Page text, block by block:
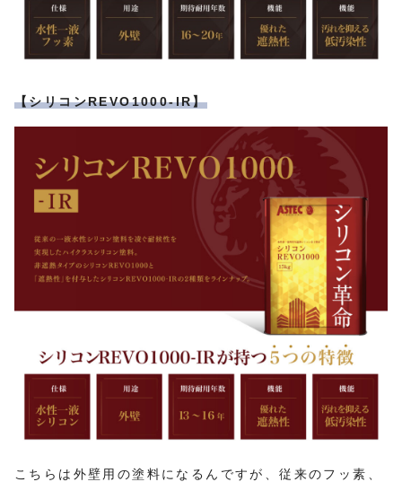
【シリコンREVO1000-IR】
こちらは外壁用の塗料になるんですが、従来のフッ素、